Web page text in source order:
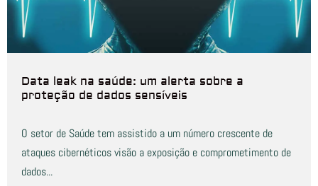
Data leak na saúde: um alerta sobre a
proteção de dados sensíveis
O setor de Saúde tem assistido a um número crescente de
ataques cibernéticos visão a exposição e comprometimento de
dados...